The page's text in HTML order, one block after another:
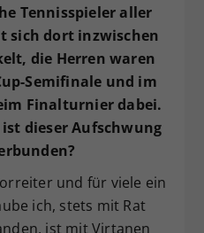
Tennisspieler aller
sich dort inzwischen
die Herren waren
Semifinale und im
Finalturnier dabei.
dieser Aufschwung
und für viele ein
ich, stets mit Rat
ist mit Virtanen